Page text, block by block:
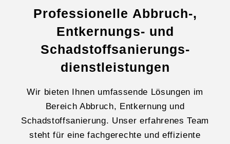
Professionelle Abbruch-,
Entkernungs- und
Schadstoffsanierungs-
dienstleistungen
Wir bieten Ihnen umfassende Lösungen im
Bereich Abbruch, Entkernung und
Schadstoffsanierung. Unser erfahrenes Team
steht für eine fachgerechte und effiziente